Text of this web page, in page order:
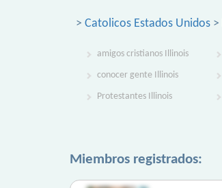
> Catolicos Estados Unidos >
amigos cristianos Illinois
conocer gente Illinois
Protestantes Illinois
Miembros registrados: